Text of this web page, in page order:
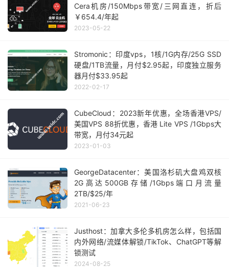
Cera机房/150Mbps带宽/三网直连，折后
￥654.4/年起
2023-05-22
Stromonic：印度vps，1核/1G内存/25G SSD
硬盘/1TB流量，月付$2.95起，印度独立服务
器月付$33.95起
2022-02-17
CubeCloud：2023新年优惠，全场香港VPS/
美国VPS 88折优惠，香港 Lite VPS /1Gbps大
带宽，月付34元起
2023-01-03
GeorgeDatacenter：美国洛杉矶大盘鸡双核
2G高达500GB存储/1Gbps端口月流量
2TB/$25/年
2021-06-23
Justhost：加拿大多伦多机房怎么样，包括国
内外网络/流媒体解锁/TikTok、ChatGPT等解
锁测试
2024-08-25